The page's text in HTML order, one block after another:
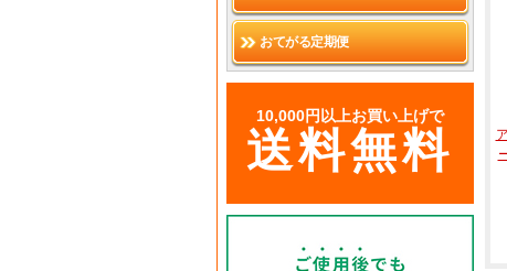
おてがる定期便
10,000円以上お買い上げで
送料無料